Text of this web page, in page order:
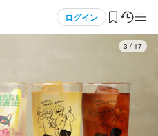
ログイン
料会員登録
3 / 17
ービススタッフ
スタッフ
募画面へ進む
募画面へ進む
ービススタッフ
スタッフ
募画面へ進む
募画面へ進む